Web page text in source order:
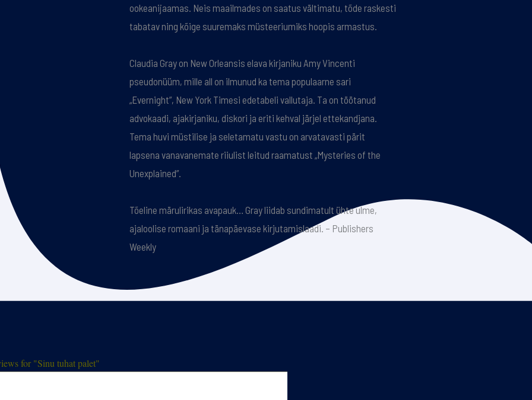
ookeanijaamas. Neis maailmades on saatus vältimatu, tõde raskesti
tabatav ning kõige suuremaks müsteeriumiks hoopis armastus.
Claudia Gray on New Orleansis elava kirjaniku Amy Vincenti
pseudonüüm, mille all on ilmunud ka tema populaarne sari
„Evernight”, New York Timesi edetabeli vallutaja. Ta on töötanud
advokaadi, ajakirjaniku, diskori ja eriti kehval järjel ettekandjana.
Tema huvi müstilise ja seletamatu vastu on arvatavasti pärit
lapsena vanavanemate riiulist leitud raamatust „Mysteries of the
Unexplained”.
Tõeline märulirikas avapauk… Gray liidab sundimatult ühte ulme,
ajaloolise romaani ja tänapäevase kirjutamislaadi. – Publishers
Weekly
for "Sinu tuhat palet"